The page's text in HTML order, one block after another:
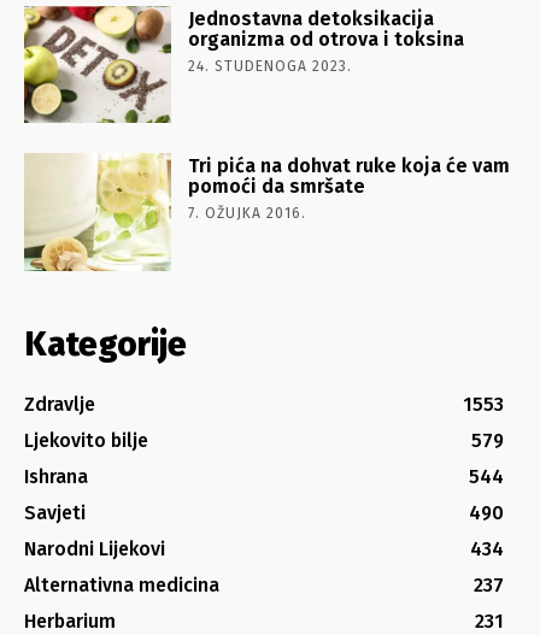
Jednostavna detoksikacija
organizma od otrova i toksina
24. STUDENOGA 2023.
Tri pića na dohvat ruke koja će vam
pomoći da smršate
7. OŽUJKA 2016.
Kategorije
Zdravlje
1553
Ljekovito bilje
579
Ishrana
544
Savjeti
490
Narodni Lijekovi
434
Alternativna medicina
237
Herbarium
231